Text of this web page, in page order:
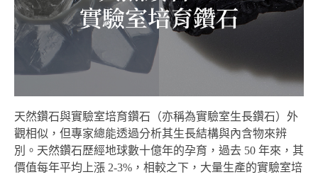
天然鑽石與實驗室培育鑽石（亦稱為實驗室生長鑽石）外
觀相似，但專家總能透過分析其生長結構與內含物來辨
別。天然鑽石歷經地球數十億年的孕育，過去 50 年來，其
價值每年平均上漲 2-3%，相較之下，大量生產的實驗室培